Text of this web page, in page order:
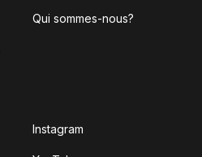
Qui sommes-nous?
Instagram